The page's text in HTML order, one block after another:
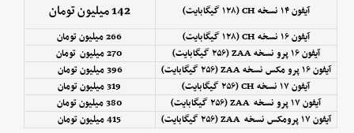
آیفون ۱۴ نسخه CH (۱۲۸ گیگابایت) 142 میلیون تومان
آیفون ۱۶ نسخه CH (۱۲۸ گیگابایت)
266 میلیون تومان
آیفون ۱۶ پرو نسخه ZAA (۲۵۶ گیگابایت)
270 میلیون تومان
آیفون ۱۶ پرو مکس نسخه ZAA (۲۵۶ گیگابایت)
396 میلیون تومان
آیفون ۱۷ نسخه CH (۲۵۶ گیگابایت)
319 میلیون تومان
آیفون ۱۷ پرو نسخه ZAA (۲۵۶ گیگابایت)
380 میلیون تومان
آیفون ۱۷ پرومکس نسخه ZAA (۲۵۶ گیگابایت)
415 میلیون تومان